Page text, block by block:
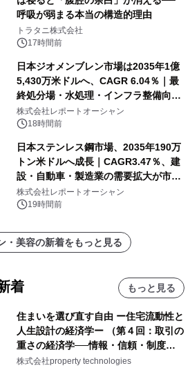
呼吸が弱まる本当の構造的理由
トラタニ株式会社
17時間前
日本ジオメンブレン市場は2035年1億
5,430万米ドルへ、CAGR 6.04％｜最
終処分場・水処理・インフラ整備向け
需要拡大
株式会社レポートオーシャン
18時間前
日本ステンレス鋼市場、2035年190万
トン米ドルへ成長｜CAGR3.47％、建
設・自動車・製造業の需要拡大が市場
を牽引
株式会社レポートオーシャン
19時間前
・美容の新着をもっと見る
着 もっと見る
住まいを選び直す自由 ー住宅流動性と
人生設計の経済学ー （第４回：取引の
重さの経済学──情報・信頼・制度を
PropTechはどう組み替えるか）｜
株式会社property technologies